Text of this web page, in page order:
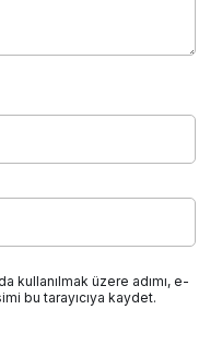
kullanılmak üzere adımı, e-
bu tarayıcıya kaydet.